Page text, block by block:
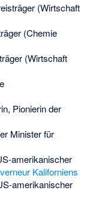
(Wirtschaft
(Chemie
(Wirtschaft
Pionierin der
Minister für
amerikanischer
Kaliforniens
amerikanischer